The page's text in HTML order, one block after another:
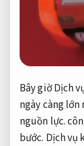
Bây giờ Dịch
ngày càng lớn
nguồn lực.
bước. Dịch vụ